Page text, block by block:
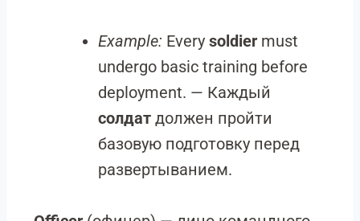
Example: Every soldier must
undergo basic training before
deployment. — Каждый
солдат должен пройти
базовую подготовку перед
развертыванием.